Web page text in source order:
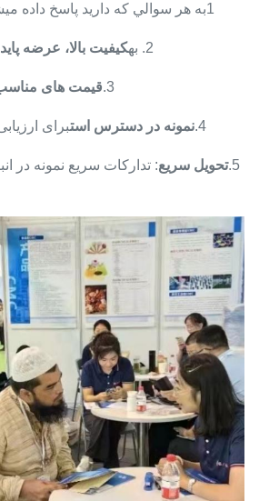
1به هر سوالي که داريد پاسخ داده ميشه
2. به کیفیت بالا، عرضه
3. قیمت های مناسب
4. نمونه در دسترس استبرای
5. تحویل سریع